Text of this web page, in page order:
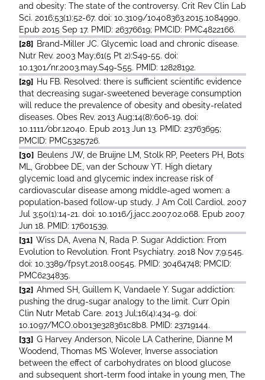
and obesity: The state of the controversy. Crit Rev Clin Lab
Sci. 2016;53(1):52-67. doi: 10.3109/10408363.2015.1084990.
Epub 2015 Sep 17. PMID: 26376619; PMCID: PMC4822166.
[28] Brand-Miller JC. Glycemic load and chronic disease.
Nutr Rev. 2003 May;61(5 Pt 2):S49-55. doi:
10.1301/nr.2003.may.S49-S55. PMID: 12828192.
[29] Hu FB. Resolved: there is sufficient scientific evidence
that decreasing sugar-sweetened beverage consumption
will reduce the prevalence of obesity and obesity-related
diseases. Obes Rev. 2013 Aug;14(8):606-19. doi:
10.1111/obr.12040. Epub 2013 Jun 13. PMID: 23763695;
PMCID: PMC5325726.
[30] Beulens JW, de Bruijne LM, Stolk RP, Peeters PH, Bots
ML, Grobbee DE, van der Schouw YT. High dietary
glycemic load and glycemic index increase risk of
cardiovascular disease among middle-aged women: a
population-based follow-up study. J Am Coll Cardiol. 2007
Jul 3;50(1):14-21. doi: 10.1016/j.jacc.2007.02.068. Epub 2007
Jun 18. PMID: 17601539.
[31] Wiss DA, Avena N, Rada P. Sugar Addiction: From
Evolution to Revolution. Front Psychiatry. 2018 Nov 7;9:545.
doi: 10.3389/fpsyt.2018.00545. PMID: 30464748; PMCID:
PMC6234835.
[32] Ahmed SH, Guillem K, Vandaele Y. Sugar addiction:
pushing the drug-sugar analogy to the limit. Curr Opin
Clin Nutr Metab Care. 2013 Jul;16(4):434-9. doi:
10.1097/MCO.0b013e328361c8b8. PMID: 23719144.
[33] G Harvey Anderson, Nicole LA Catherine, Dianne M
Woodend, Thomas MS Wolever, Inverse association
between the effect of carbohydrates on blood glucose
and subsequent short-term food intake in young men, The